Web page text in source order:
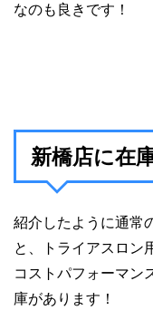
なのも良きです！
新橋店に在
紹介したように通常
と、トライアスロン
コストパフォーマン
庫があります！